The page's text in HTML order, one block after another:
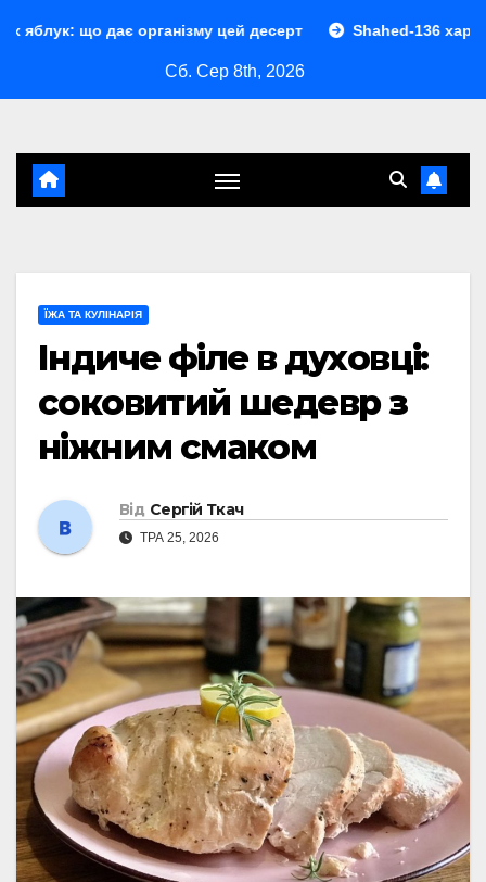
організму цей десерт Shahed-136 характеристики:
Сб. Сер 8th, 2026
ЇЖА ТА КУЛІНАРІЯ
Індиче філе в духовці:
соковитий шедевр з
ніжним смаком
Від Сергій Ткач
ТРА 25, 2026